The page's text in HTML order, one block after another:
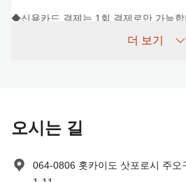
◆신용카드 결제는 1회 결제로만 가능
체크인 시간에 늦으실 경우 미리 알려주
같으면 예약 취소를 위해 미리 알려주시
소개해 드리겠습니다.
더 보기
오시는 길
064-0806 홋카이도 삿포로시 주오